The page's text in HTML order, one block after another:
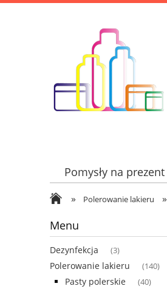
Pomysły na prezent
» Polerowanie lakieru »
Menu
Dezynfekcja (3)
Polerowanie lakieru (140)
Pasty polerskie (40)